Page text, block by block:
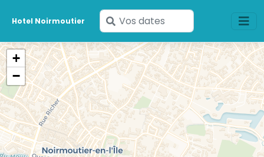
Hotel Noirmoutier
Saisissez
vos
dates
+
−